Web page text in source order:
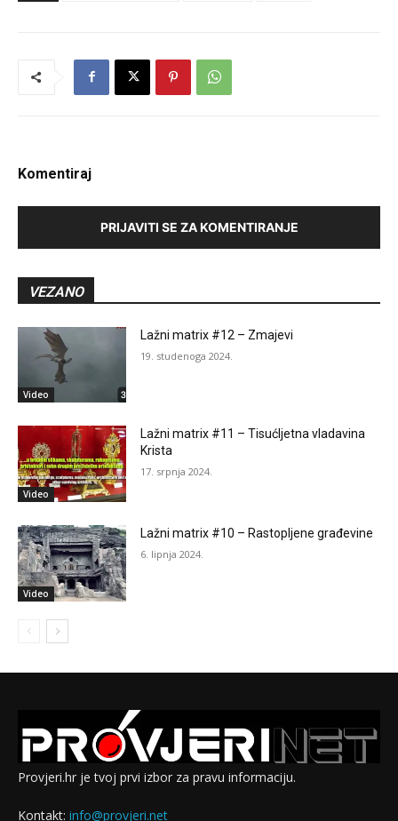
Komentiraj
PRIJAVITI SE ZA KOMENTIRANJE
VEZANO
Video
Lažni matrix #12 – Zmajevi
19. studenoga 2024.
Video
Lažni matrix #11 – Tisućljetna vladavina
Krista
17. srpnja 2024.
Video
Lažni matrix #10 – Rastopljene građevine
6. lipnja 2024.
Provjeri.hr je tvoj prvi izbor za pravu informaciju.
Kontakt: info@provjeri.net